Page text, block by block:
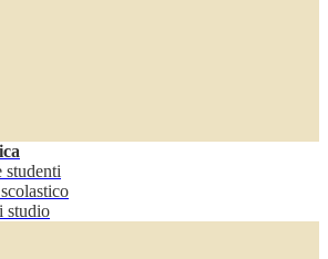
studenti
studio